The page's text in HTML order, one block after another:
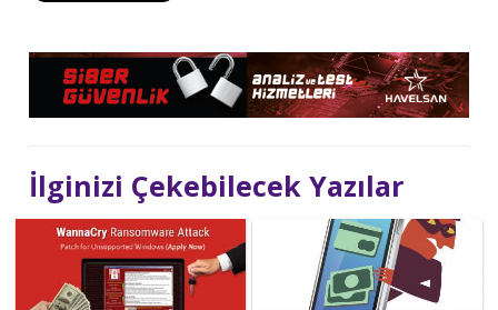
İlginizi Çekebilecek Yazılar